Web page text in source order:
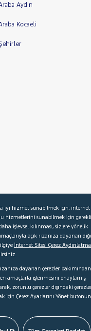
Aydın
Kocaeli
Hakkımızda
Faydalı Bağlantılar
iyi hizmet sunabilmek için, internet
hizmetlerini sunabilmek için gerekli
işlevsel kılınması, sizlere yönelik
açık rızanıza dayanan
İnternet Sitesi Çerez Aydınlatma
dayanan çerezler bakımından
amaçlarla işlenmesini onaylamış
zorunlu çerezler dışındaki
için Çerez Ayarlarını Yönet